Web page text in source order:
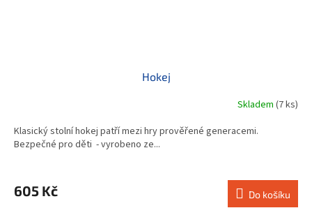
Hokej
Skladem (7 ks)
605 Kč Do košíku
Klasický stolní hokej patří mezi hry prověřené generacemi.
Bezpečné pro děti - vyrobeno ze...